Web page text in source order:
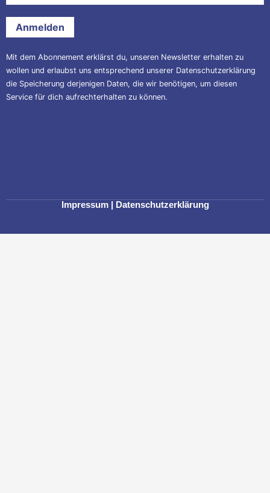
Mit dem Abonnement erklärst du, unseren Newsletter erhalten zu
wollen und erlaubst uns entsprechend unserer Datenschutzerklärung
die Speicherung derjenigen Daten, die wir benötigen, um diesen
Service für dich aufrechterhalten zu können.
Impressum| Datenschutzerklärung